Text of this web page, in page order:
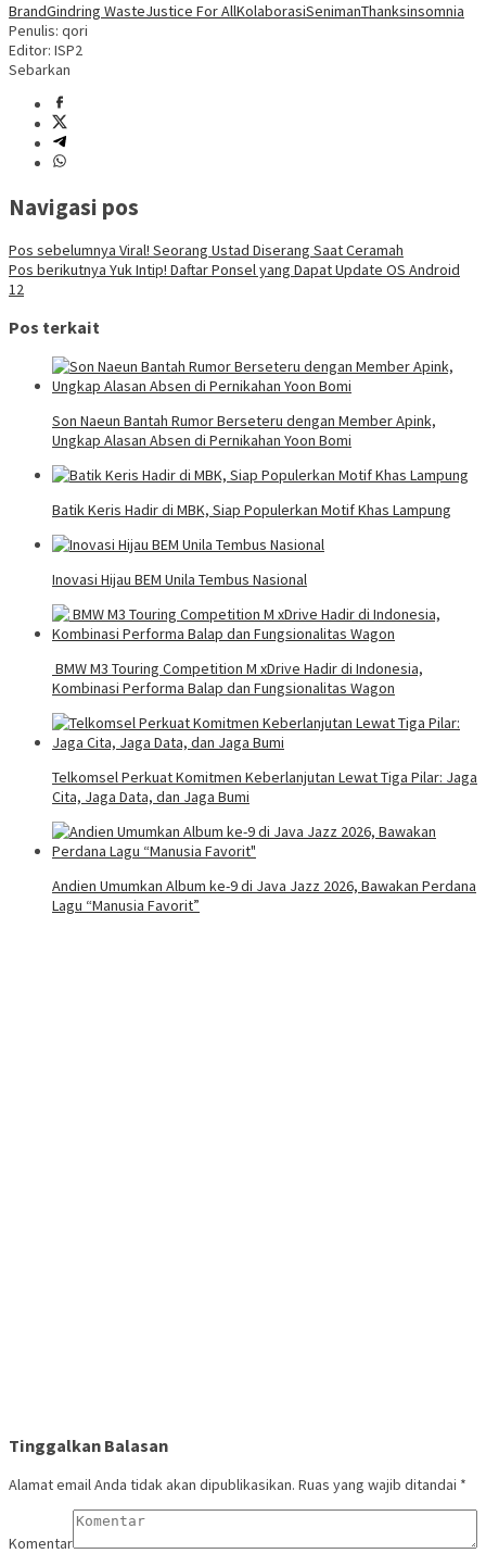
BrandGindring WasteJustice For AllKolaborasiSenimanThanksinsomnia
Penulis: qori
Editor: ISP2
Sebarkan
Navigasi pos
Pos sebelumnya Viral! Seorang Ustad Diserang Saat Ceramah
Pos berikutnya Yuk Intip! Daftar Ponsel yang Dapat Update OS Android
12
Pos terkait
Son Naeun Bantah Rumor Berseteru dengan Member Apink,
Ungkap Alasan Absen di Pernikahan Yoon Bomi
Batik Keris Hadir di MBK, Siap Populerkan Motif Khas Lampung
Inovasi Hijau BEM Unila Tembus Nasional
BMW M3 Touring Competition M xDrive Hadir di Indonesia,
Kombinasi Performa Balap dan Fungsionalitas Wagon
Telkomsel Perkuat Komitmen Keberlanjutan Lewat Tiga Pilar: Jaga
Cita, Jaga Data, dan Jaga Bumi
Andien Umumkan Album ke-9 di Java Jazz 2026, Bawakan Perdana
Lagu “Manusia Favorit”
Tinggalkan Balasan
Alamat email Anda tidak akan dipublikasikan. Ruas yang wajib ditandai *
Komentar